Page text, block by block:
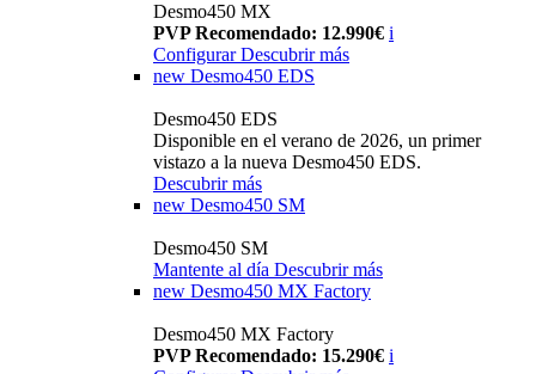
Desmo450 MX
PVP Recomendado: 12.990€ i
Configurar Descubrir más
new Desmo450 EDS
Desmo450 EDS
Disponible en el verano de 2026, un primer
vistazo a la nueva Desmo450 EDS.
Descubrir más
new Desmo450 SM
Desmo450 SM
Mantente al día Descubrir más
new Desmo450 MX Factory
Desmo450 MX Factory
PVP Recomendado: 15.290€ i